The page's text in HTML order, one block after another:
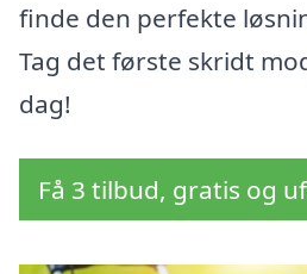
finde den perfekte
Tag det første skridt
dag!
Få 3 tilbud, gratis og